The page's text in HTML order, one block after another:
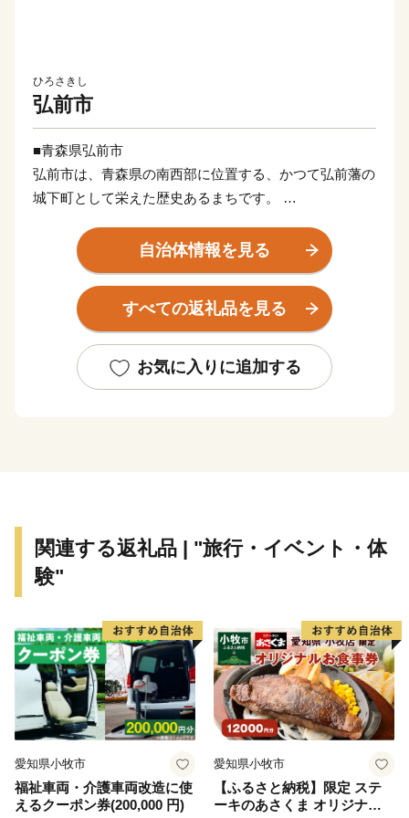
ひろさきし
弘前市
■青森県弘前市
弘前市は、青森県の南西部に位置する、かつて弘前藩の
城下町として栄えた歴史あるまちです。
があります。
■弘前市の見どころ
日本一のりんご
れている、りんごの街 弘前。
アップルパイやリンゴジュースなど、おいしいりんご加
は、その美しさを一目見ようと、全国から多くの人々が
訪れます。歴史ある弘前城と桜の共演は、まさに圧巻の
自治体情報を見る
すべての返礼品を見る
お気に入りに追加する
関連する返礼品 | "旅行・イベント・体
験"
愛知県小牧市
福祉車両・介護車両改造に使
えるクーポン券(200,000 円)
愛知県小牧市
【ふるさと納税】限定 ステ
ーキのあさくま オリジナル